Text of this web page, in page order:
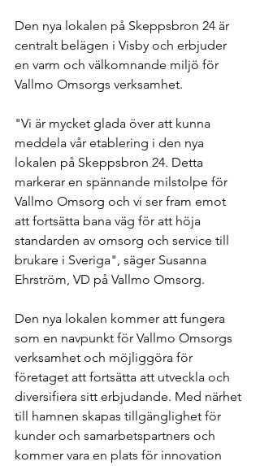
Den nya lokalen på Skeppsbron 24 är
centralt belägen i Visby och erbjuder
en varm och välkomnande miljö för
Vallmo Omsorgs verksamhet.
"Vi är mycket glada över att kunna
meddela vår etablering i den nya
lokalen på Skeppsbron 24. Detta
markerar en spännande milstolpe för
Vallmo Omsorg och vi ser fram emot
att fortsätta bana väg för att höja
standarden av omsorg och service till
brukare i Sveriga", säger Susanna
Ehrström, VD på Vallmo Omsorg.
Den nya lokalen kommer att fungera
som en navpunkt för Vallmo Omsorgs
verksamhet och möjliggöra för
företaget att fortsätta att utveckla och
diversifiera sitt erbjudande. Med närhet
till hamnen skapas tillgänglighet för
kunder och samarbetspartners och
kommer vara en plats för innovation